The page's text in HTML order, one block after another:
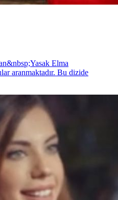
Elma
aranmaktadır. Bu dizide